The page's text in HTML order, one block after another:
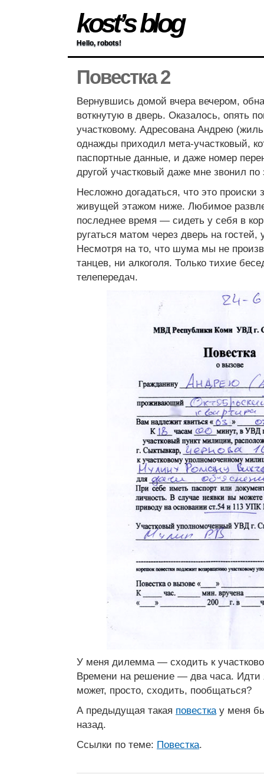
kost’s blog
Hello, robots!
Повестка 2
Вернувшись домой вчера вечером,
воткнутую в дверь. Оказалось, опять
участковому. Адресована Андрею
однажды приходил мета-участковый,
паспортные данные, и даже номер
другой участковый даже мне звонил по
Несложно догадаться, что это происки
живущей этажом ниже. Любимое
последнее время — сидеть у себя в
ругаться матом через дверь на
Несмотря на то, что шума мы не
танцев, ни алкоголя. Только тихие
телепередач.
У меня дилемма — сходить к
Времени на решение — два часа. Идти
может, просто, сходить, пообщаться?
А предыдущая такая повесткау меня
назад.
Ссылки по теме: Повестка.